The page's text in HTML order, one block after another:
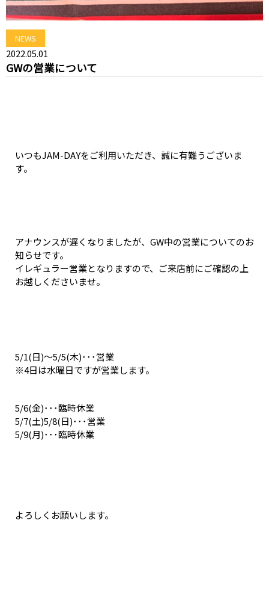
NEWS
2022.05.01
GWの営業について
いつもJAM-DAYをご利用いただき、誠に有難うございま
す。
アナウンスが遅くなりましたが、GW中の営業についてのお
知らせです。
イレギュラー営業となりますので、ご来店前にご確認の上
お越しくださいませ。
5/1(日)〜5/5(木)･･･営業
※4日は水曜日ですが営業します。
5/6(金)･･･臨時休業
5/7(土)5/8(日)･･･営業
5/9(月)･･･臨時休業
よろしくお願いします。